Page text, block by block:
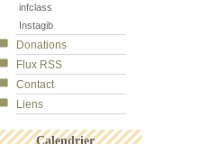
infclass
Instagib
Donations
Flux RSS
Contact
Liens
Calendrier